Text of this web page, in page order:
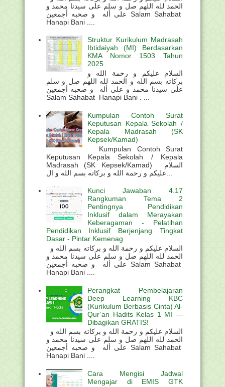
الحمد لله اللهم صل و سلم على سيدنا محمد و
على أله و صحبه أجمعين Salam Sahabat
Hanapi Bani ....
Struktur Kurikulum Madrasah
Ibtidaiyah (MI) Berdasarkan
KMA Nomor 1503 Tahun
2025
السلام عليكم و رحمة الله و
بركاته بسم الله و الحمد لله اللهم صل و سلم
على سيدنا محمد و على أله و صحبه أجمعين
Salam Sahabat Hanapi Bani . ...
Kumpulan Contoh Surat
Keputusan Kepala Sekolah /
Kepala Madrasah (SK
Kepsek/Kamad)
Kumpulan Contoh Surat
Keputusan Kepala Sekolah / Kepala
Madrasah (SK Kepsek/Kamad) السلام
Kunci Jawaban 4.17
Rangkuman Tema 2
Pentingnya Pendidikan
Inklusif dalam Merayakan
Keberagaman - Pelatihan
Pendidikan Inklusif Berjenjang Tingkat
Dasar - Pintar Kemenag
الحمد لله اللهم صل و سلم على سيدنا محمد و
على أله و صحبه أجمعين Salam Sahabat
Hanapi Bani ....
Perangkat Pembelajaran
Deep Learning KBC
(Kurikulum Berbasis Cinta) Al-
Qur’an Hadits Kelas 1 MI —
Dibagikan GRATIS!
الحمد لله اللهم صل و سلم على سيدنا محمد و
على أله و صحبه أجمعين Salam Sahabat
Hanapi Bani ....
Cara Mengisi Jadwal
Mengajar di EMIS GTK